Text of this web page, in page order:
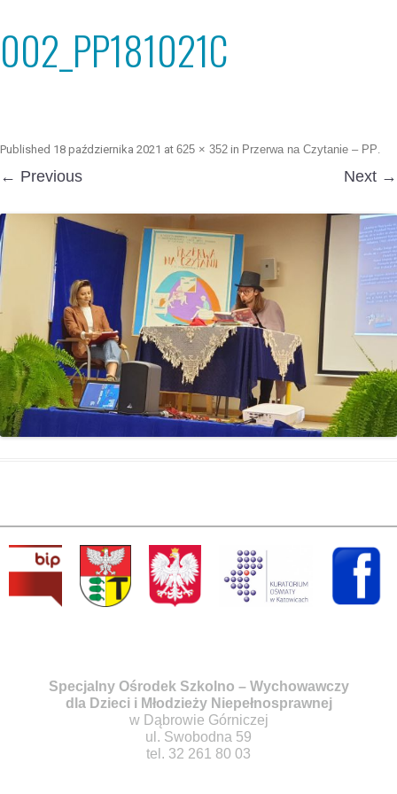
002_PP181021C
Published 18 października 2021 at 625 × 352 in Przerwa na Czytanie – PP.
← Previous Next →
Specjalny Ośrodek Szkolno – Wychowawczy
dla Dzieci i Młodzieży Niepełnosprawnej
w Dąbrowie Górniczej
ul. Swobodna 59
tel. 32 261 80 03